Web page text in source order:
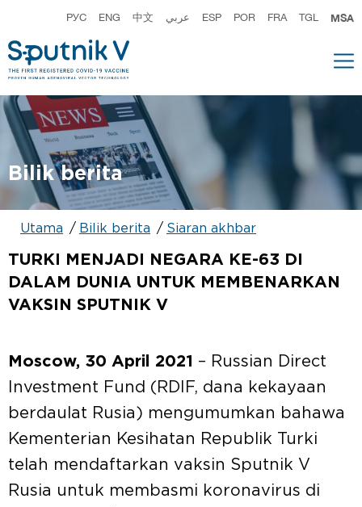
РУС ENG 中文 عربي ESP POR FRA TGL MSA
Bilik berita
Utama Bilik berita Siaran akhbar
TURKI MENJADI NEGARA KE-63 DI
DALAM DUNIA UNTUK MEMBENARKAN
VAKSIN SPUTNIK V
Moscow, 30 April 2021
– Russian Direct
Investment Fund (RDIF, dana kekayaan
berdaulat Rusia) mengumumkan bahawa
Kementerian Kesihatan Republik Turki
telah mendaftarkan vaksin Sputnik V
Rusia untuk membasmi koronavirus di